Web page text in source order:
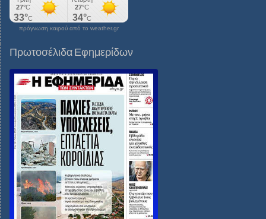
πρόγνωση καιρού από το weather.gr
Πρωτοσέλιδα Εφημερίδων